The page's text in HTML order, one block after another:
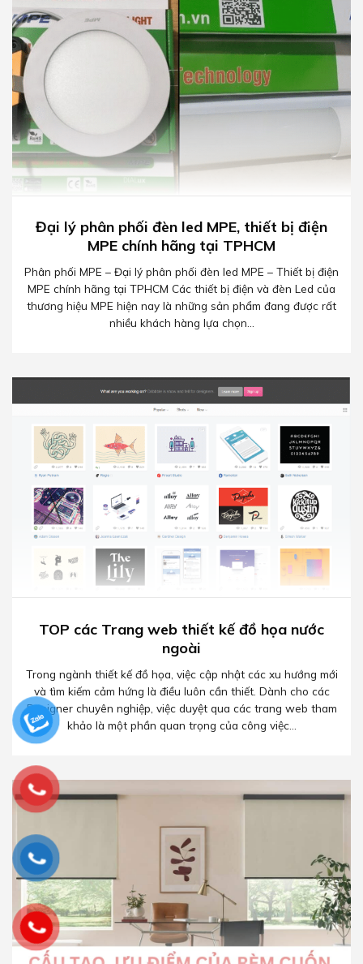
Đại lý phân phối đèn led MPE, thiết bị điện
MPE chính hãng tại TPHCM
Phân phối MPE – Đại lý phân phối đèn led MPE – Thiết bị điện
MPE chính hãng tại TPHCM Các thiết bị điện và đèn Led của
thương hiệu MPE hiện nay là những sản phẩm đang được rất
nhiều khách hàng lựa chọn...
TOP các Trang web thiết kế đồ họa nước
ngoài
Trong ngành thiết kế đồ họa, việc cập nhật các xu hướng mới
và tìm kiếm cảm hứng là điều luôn cần thiết. Dành cho các
Designer chuyên nghiệp, việc duyệt qua các trang web tham
khảo là một phần quan trọng của công việc...